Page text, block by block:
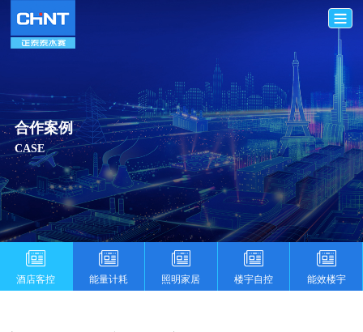
合作案例
CASE
酒店客控 能量计耗 照明家居 楼宇自控 能效楼宇